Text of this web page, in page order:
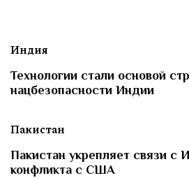
Индия
Технологии стали основой
нацбезопасности Индии
Пакистан
Пакистан укрепляет связи с
конфликта с США